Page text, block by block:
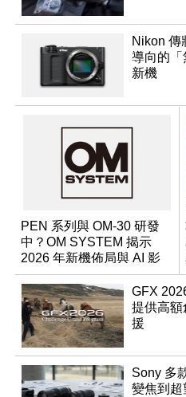
Nikon 傳
導向的「
新機
PEN 系列與 OM-30 研發
中？OM SYSTEM 揭示
2026 年新機佈局與 AI 影
像藍圖
GFX
提供高額
援
Sony 多
變焦到